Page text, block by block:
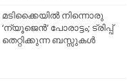
മടിക്കൈയിൽ നിന്നൊരു
‘ന്യൂജെൻ’ പോരാട്ടം; ട്രിപ്പ്
തെറ്റിക്കുന്ന ബസ്സുകൾ